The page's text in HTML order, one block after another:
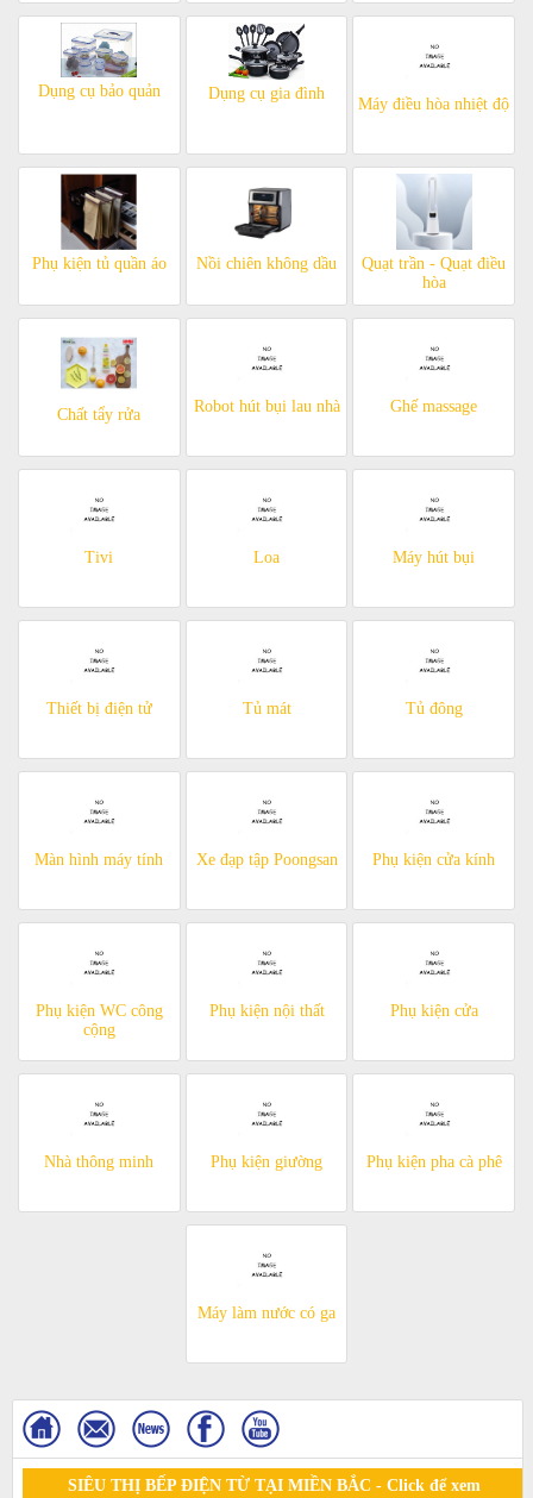
Dụng cụ bảo quản Dụng cụ gia đình
Máy điều hòa nhiệt độ
Phụ kiện tủ quần áo Nồi chiên không dầu
Quạt trần - Quạt điều
hòa
Chất tẩy rửa Robot hút bụi lau nhà Ghế massage
Tivi Loa Máy hút bụi
Thiết bị điện tử Tủ mát Tủ đông
Màn hình máy tính Xe đạp tập Poongsan Phụ kiện cửa kính
Phụ kiện WC công
cộng
Phụ kiện nội thất Phụ kiện cửa
Nhà thông minh Phụ kiện giường Phụ kiện pha cà phê
Máy làm nước có ga
SIÊU THỊ BẾP ĐIỆN TỪ TẠI MIỀN BẮC - Click để xem